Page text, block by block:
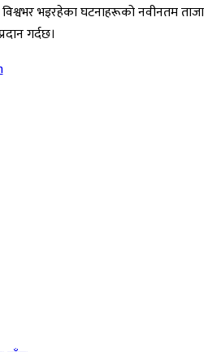
भइरहेका घटनाहरूको नवीनतम ताजा
गर्दछ।